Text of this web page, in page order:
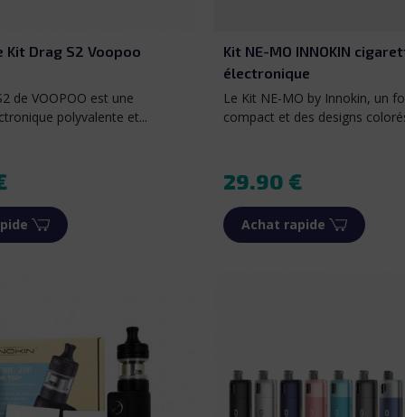
Kit Drag S2 Voopoo
de VOOPOO est une
polyvalente et...
Kit NE-MO INNOKIN
électronique
Le Kit NE-MO by Innokin, un
compact et des designs
Prix
29.90 €
Achat rapide